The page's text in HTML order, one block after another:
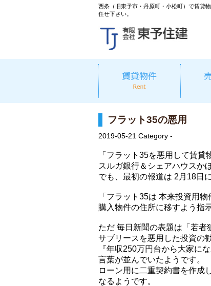
西条（旧東予市・丹原町・小松町）で賃貸
任せ下さい。
フラット35の悪用
2019-05-21 Category -
「フラット35を悪用して賃貸
スルガ銀行＆シェアハウスか
でも、最初の報道は 2月18日
「フラット35は 本来投資用
購入物件の住所に移すよう指
ただ 毎日新聞の表題は「若者
サブリースを悪用した投資の
『年収250万円台から大家に
言葉が並んでいたようです。
ローン用に二重契約書を作成
なるようです。